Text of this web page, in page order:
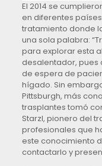
El 2014 se
en diferentes
tratamiento donde
una sola palabra:
para explorar esta
desalentador, pues
de espera de
hígado. Sin
Pittsburgh, más
trasplantes tomó
Starzl, pionero del
profesionales que
este conocimiento
contactarlo y